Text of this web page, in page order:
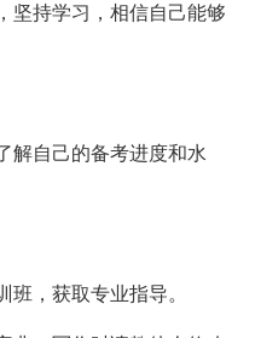
坚持学习，相信自己能够
解自己的备考进度和水
，获取专业指导。